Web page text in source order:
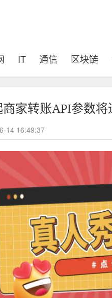
IT 通信 区块链
家转账API参数
14 16:49:37